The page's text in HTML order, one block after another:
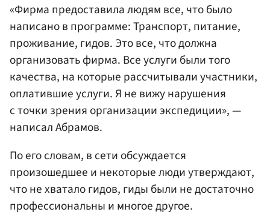
«Фирма предоставила людям все, что было
написано в программе: Транспорт, питание,
проживание, гидов. Это все, что должна
организовать фирма. Все услуги были того
качества, на которые рассчитывали участники,
оплатившие услуги. Я не вижу нарушения
с точки зрения организации экспедиции», —
написал Абрамов.
По его словам, в сети обсуждается
произошедшее и некоторые люди утверждают,
что не хватало гидов, гиды были не достаточно
профессиональны и многое другое.